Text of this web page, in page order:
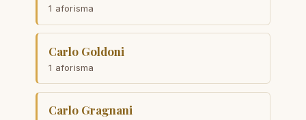
1 aforisma
Carlo Goldoni
1 aforisma
Carlo Gragnani